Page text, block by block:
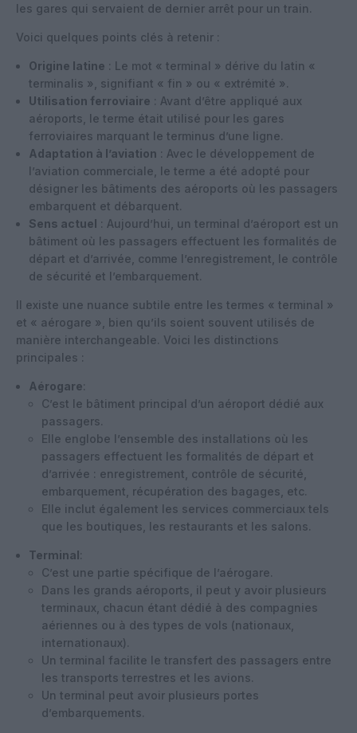
les gares qui servaient de dernier arrêt pour un train.
Voici quelques points clés à retenir :
Origine latine : Le mot « terminal » dérive du latin «
terminalis », signifiant « fin » ou « extrémité ».
Utilisation ferroviaire : Avant d’être appliqué aux
aéroports, le terme était utilisé pour les gares
ferroviaires marquant le terminus d’une ligne.
Adaptation à l’aviation : Avec le développement de
l’aviation commerciale, le terme a été adopté pour
désigner les bâtiments des aéroports où les passagers
embarquent et débarquent.
Sens actuel : Aujourd’hui, un terminal d’aéroport est un
bâtiment où les passagers effectuent les formalités de
départ et d’arrivée, comme l’enregistrement, le contrôle
de sécurité et l’embarquement.
Il existe une nuance subtile entre les termes « terminal »
et « aérogare », bien qu’ils soient souvent utilisés de
manière interchangeable. Voici les distinctions
principales :
Aérogare:
C’est le bâtiment principal d’un aéroport dédié aux
passagers.
Elle englobe l’ensemble des installations où les
passagers effectuent les formalités de départ et
d’arrivée : enregistrement, contrôle de sécurité,
embarquement, récupération des bagages, etc.
Elle inclut également les services commerciaux tels
que les boutiques, les restaurants et les salons.
Terminal:
C’est une partie spécifique de l’aérogare.
Dans les grands aéroports, il peut y avoir plusieurs
terminaux, chacun étant dédié à des compagnies
aériennes ou à des types de vols (nationaux,
internationaux).
Un terminal facilite le transfert des passagers entre
les transports terrestres et les avions.
Un terminal peut avoir plusieurs portes
d’embarquements.